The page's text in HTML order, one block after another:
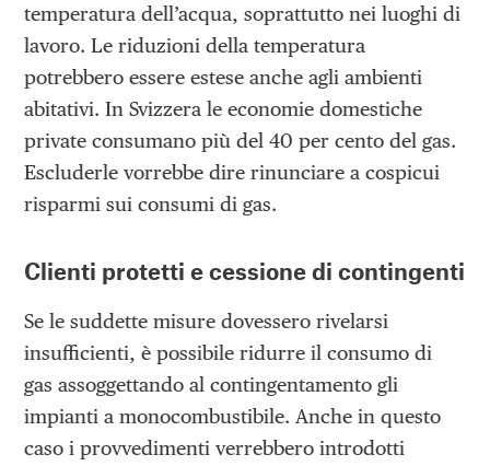
temperatura dell’acqua, soprattutto nei luoghi di
lavoro. Le riduzioni della temperatura
potrebbero essere estese anche agli ambienti
abitativi. In Svizzera le economie domestiche
private consumano più del 40 per cento del gas.
Escluderle vorrebbe dire rinunciare a cospicui
risparmi sui consumi di gas.
Clienti protetti e cessione di contingenti
Se le suddette misure dovessero rivelarsi
insufficienti, è possibile ridurre il consumo di
gas assoggettando al contingentamento gli
impianti a monocombustibile. Anche in questo
caso i provvedimenti verrebbero introdotti